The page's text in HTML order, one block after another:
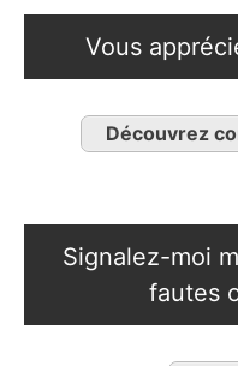
Vous
Découvrez
Signalez-moi
fautes